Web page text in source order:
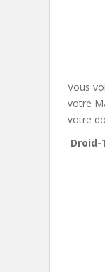
Vous
votre
votre
Droid-